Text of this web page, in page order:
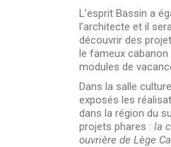
L’esprit Bassin a
l’architecte et il
découvrir des
le fameux cabanon
modules de
Dans la salle
exposés les
dans la région du
projets phares : la
ouvrière de Lège